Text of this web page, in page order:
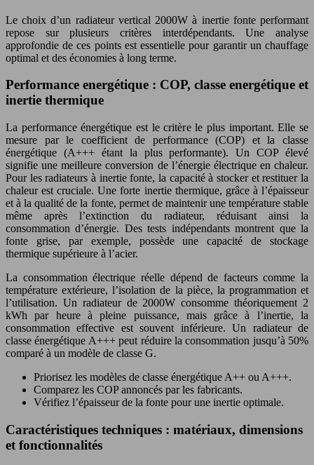
Le choix d’un radiateur vertical 2000W à inertie fonte performant
repose sur plusieurs critères interdépendants. Une analyse
approfondie de ces points est essentielle pour garantir un chauffage
optimal et des économies à long terme.
Performance energétique : COP, classe energétique et
inertie thermique
La performance énergétique est le critère le plus important. Elle se
mesure par le coefficient de performance (COP) et la classe
énergétique (A+++ étant la plus performante). Un COP élevé
signifie une meilleure conversion de l’énergie électrique en chaleur.
Pour les radiateurs à inertie fonte, la capacité à stocker et restituer la
chaleur est cruciale. Une forte inertie thermique, grâce à l’épaisseur
et à la qualité de la fonte, permet de maintenir une température stable
même après l’extinction du radiateur, réduisant ainsi la
consommation d’énergie. Des tests indépendants montrent que la
fonte grise, par exemple, possède une capacité de stockage
thermique supérieure à l’acier.
La consommation électrique réelle dépend de facteurs comme la
température extérieure, l’isolation de la pièce, la programmation et
l’utilisation. Un radiateur de 2000W consomme théoriquement 2
kWh par heure à pleine puissance, mais grâce à l’inertie, la
consommation effective est souvent inférieure. Un radiateur de
classe énergétique A+++ peut réduire la consommation jusqu’à 50%
comparé à un modèle de classe G.
Priorisez les modèles de classe énergétique A++ ou A+++.
Comparez les COP annoncés par les fabricants.
Vérifiez l’épaisseur de la fonte pour une inertie optimale.
Caractéristiques techniques : matériaux, dimensions
et fonctionnalités